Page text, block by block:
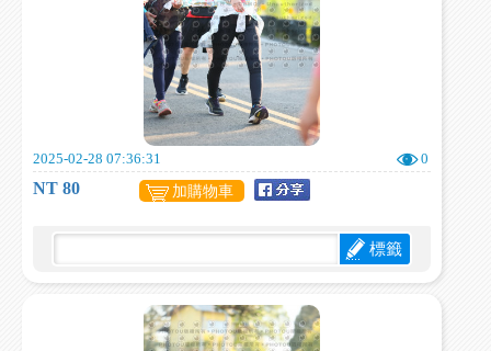
2025-02-28 07:36:31 0
NT 80 加購物車
標籤